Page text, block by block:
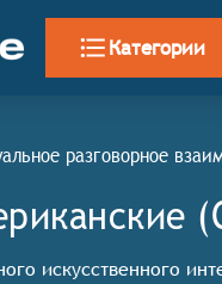
Категории
разговорное
искусственного